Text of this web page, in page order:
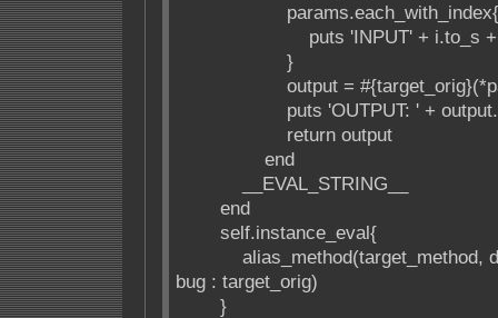
puts 'INPUT' + i.to_s + ': '
}
output =
puts 'OUTPUT: ' +
return output
end
__EVAL_STRING__
end
self.instance_eval{
alias_method(target_method,
bug : target_orig)
}